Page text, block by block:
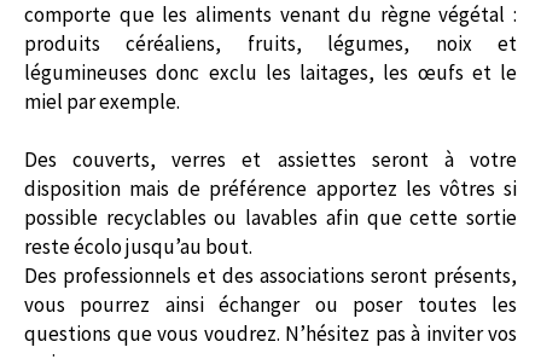
comporte que les aliments venant du règne végétal :
produits céréaliens, fruits, légumes, noix et
légumineuses donc exclu les laitages, les œufs et le
miel par exemple.
Des couverts, verres et assiettes seront à votre
disposition mais de préférence apportez les vôtres si
possible recyclables ou lavables afin que cette sortie
reste écolo jusqu’au bout.
Des professionnels et des associations seront présents,
vous pourrez ainsi échanger ou poser toutes les
questions que vous voudrez. N’hésitez pas à inviter vos